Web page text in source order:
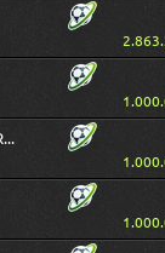
Isaac Cuenca BORRAR